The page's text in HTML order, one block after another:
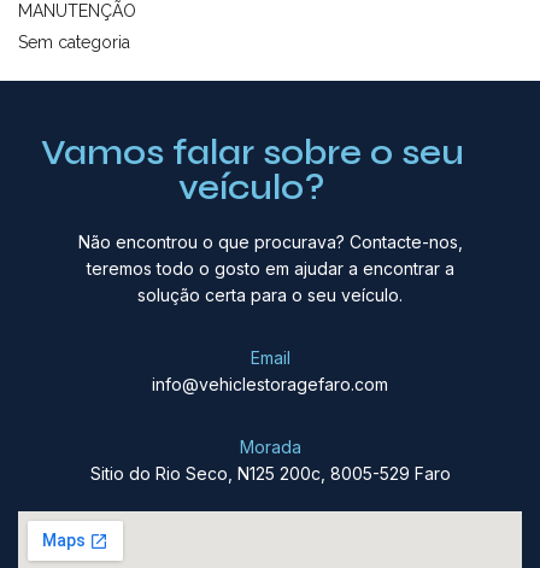
MANUTENÇÃO
Sem categoria
Vamos falar sobre o seu
veículo?
Não encontrou o que procurava? Contacte-nos,
teremos todo o gosto em ajudar a encontrar a
solução certa para o seu veículo.
Email
info@vehiclestoragefaro.com
Morada
Sitio do Rio Seco, N125 200c, 8005-529 Faro